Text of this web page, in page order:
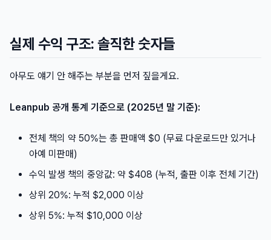
실제 수익 구조: 솔직한 숫자들
아무도 얘기 안 해주는 부분을 먼저 짚을게요.
Leanpub 공개 통계 기준으로 (2025년 말 기준):
전체 책의 약 50%는 총 판매액 $0 (무료 다운로드만 있거나
아예 미판매)
수익 발생 책의 중앙값: 약 $408 (누적, 출판 이후 전체 기간)
상위 20%: 누적 $2,000 이상
상위 5%: 누적 $10,000 이상